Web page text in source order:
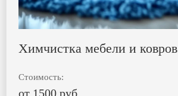
Химчистка мебели и ковров
Стоимость:
от 1500 руб.